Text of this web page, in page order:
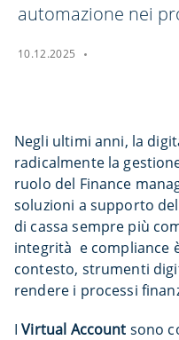
automazione nei
10.12.2025
Negli ultimi anni, la
radicalmente la
ruolo del Finance
soluzioni a supporto
di cassa sempre più
integrità e compliance
contesto, strumenti
rendere i processi
IVirtual Account sono